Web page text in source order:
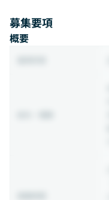
募集要項
概要